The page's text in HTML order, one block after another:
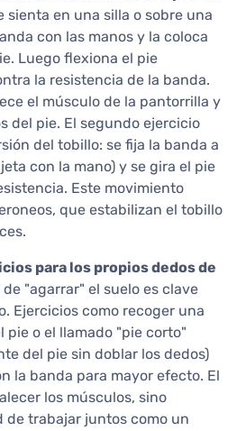
sienta en una silla o sobre una
con las manos y la coloca
Luego flexiona el pie
la resistencia de la banda.
el músculo de la pantorrilla y
del pie. El segundo ejercicio
del tobillo: se fija la banda a
con la mano) y se gira el pie
Este movimiento
que estabilizan el tobillo
para los propios dedos de
"agarrar" el suelo es clave
Ejercicios como recoger una
pie o el llamado "pie corto"
del pie sin doblar los dedos)
la banda para mayor efecto. El
los músculos, sino
de trabajar juntos como un